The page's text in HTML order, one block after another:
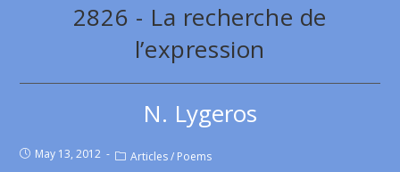
2826 - La recherche de
l’expression
N. Lygeros
May 13, 2012 Articles / Poems